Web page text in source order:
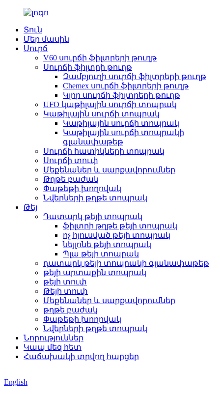
Տուն
Մեր մասին
Սուրճ
V60 սուրճի ֆիլտրերի թուղթ
Սուրճի ֆիլտրի թուղթ
Զամբյուղի սուրճի ֆիլտրերի թուղթ
Chemex սուրճի ֆիլտրերի թուղթ
Կլոր սուրճի ֆիլտրերի թուղթ
UFO կաթիլային սուրճի տոպրակ
Կաթիլային սուրճի տոպրակ
Կաթիլային սուրճի տոպրակ
Կաթիլային սուրճի տոպրակի
գլանափաթեթ
Սուրճի հատիկների տոպրակ
Սուրճի տուփ
Մեքենաներ և սարքավորումներ
Թղթե բաժակ
Փաթեթի խողովակ
Նվերների թղթե տոպրակ
Թեյ
Դատարկ թեյի տոպրակ
ֆիլտրի թղթե թեյի տոպրակ
ոչ հյուսված թեյի տոպրակ
նեյլոնե թեյի տոպրակ
Պլա թեյի տոպրակ
դատարկ թեյի տոպրակի գլանափաթեթ
թեյի արտաքին տոպրակ
թեյի տուփ
Թեյի տուփ
Մեքենաներ և սարքավորումներ
թղթե բաժակ
Փաթեթի խողովակ
Նվերների թղթե տոպրակ
Նորություններ
Կապ մեզ հետ
Հաճախակի տրվող հարցեր
English